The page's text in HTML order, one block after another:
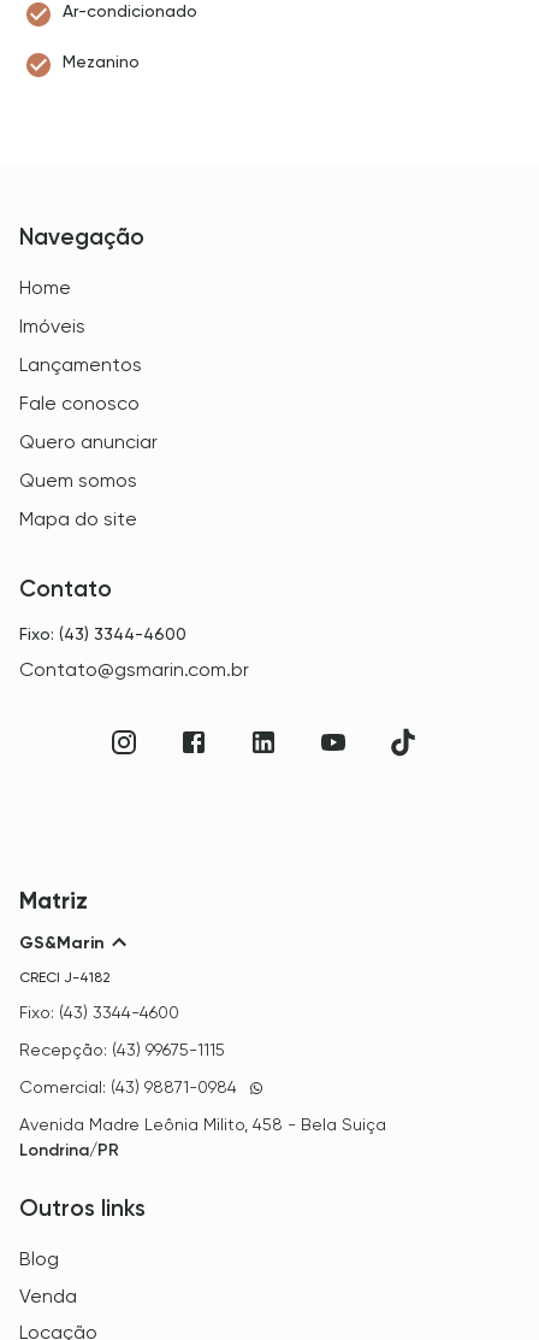
Ar-condicionado
Mezanino
Navegação
Home
Imóveis
Lançamentos
Fale conosco
Quero anunciar
Quem somos
Mapa do site
Contato
Fixo: (43) 3344-4600
Contato@gsmarin.com.br
Matriz
GS&Marin
CRECI J-4182
Fixo: (43) 3344-4600
Recepção: (43) 99675-1115
Comercial: (43) 98871-0984
Avenida Madre Leônia Milito, 458 - Bela Suiça
Londrina/PR
Outros links
Blog
Venda
Locação